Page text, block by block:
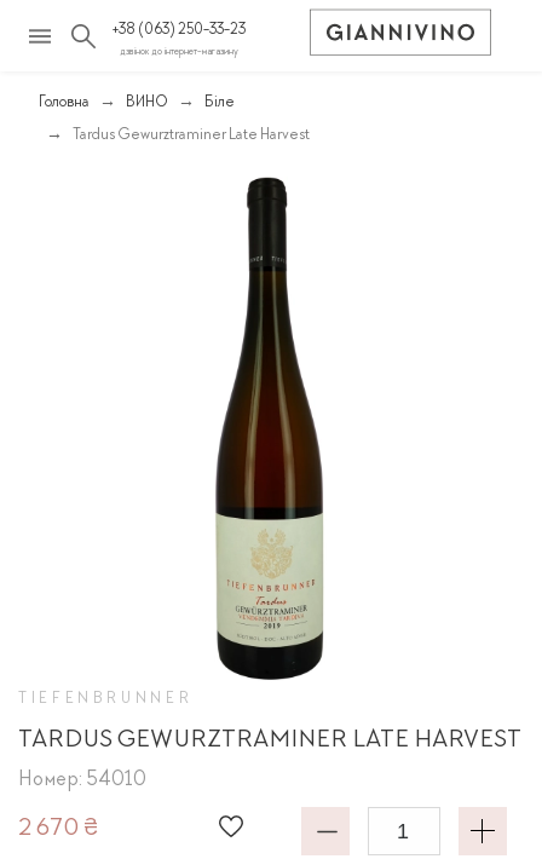
+38 (063) 250-33-23
дзвінок до інтернет-магазину
Головна ВИНО
Біле
Tardus Gewurztraminer Late Harvest
TIEFENBRUNNER
TARDUS GEWURZTRAMINER LATE HARVEST
Номер: 54010
2 670 ₴